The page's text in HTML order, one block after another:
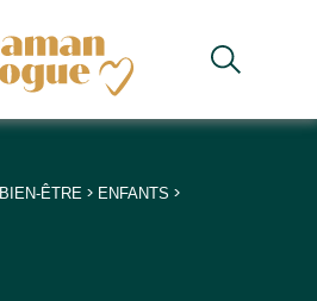
BIEN-ÊTRE> ENFANTS >